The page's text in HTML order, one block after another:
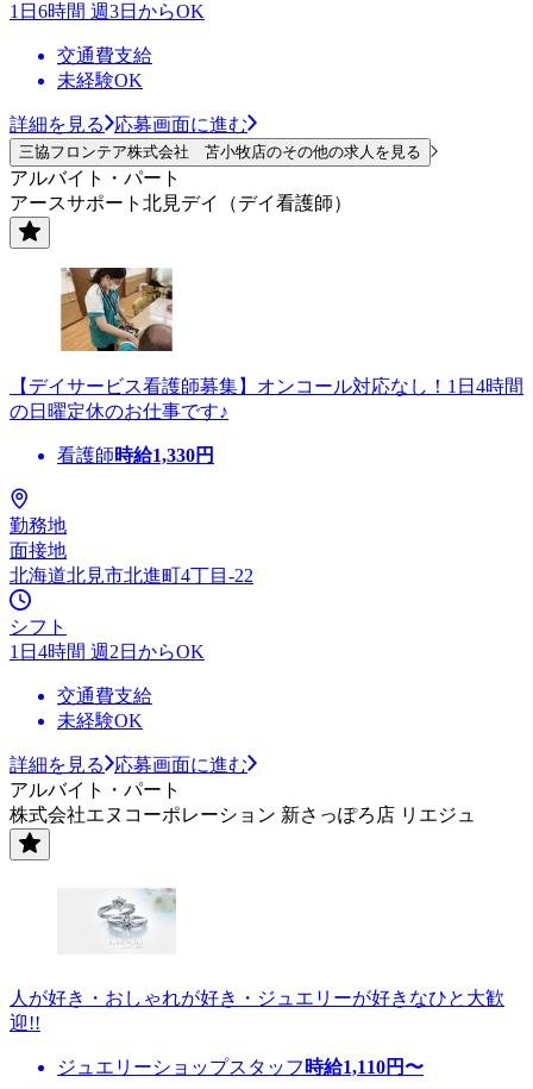
1日6時間 週3日からOK
交通費支給
未経験OK
詳細を見る 応募画面に進む
三協フロンテア株式会社 苫小牧店のその他の求人を見る
アルバイト・パート
アースサポート北見デイ（デイ看護師）
【デイサービス看護師募集】オンコール対応なし！1日4時間
の日曜定休のお仕事です♪
看護師時給1,330円
勤務地
面接地
北海道北見市北進町4丁目-22
シフト
1日4時間 週2日からOK
交通費支給
未経験OK
詳細を見る
応募画面に進む
アルバイト・パート
株式会社エヌコーポレーション 新さっぽろ店 リエジュ
人が好き・おしゃれが好き・ジュエリーが好きなひと大歓
迎!!
ジュエリーショップスタッフ 時給1,110円〜